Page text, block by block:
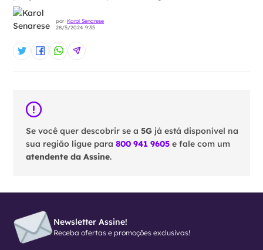
por Karol Senarese
28/5/2024 9:35
Se você quer descobrir se a5G já está disponível na
sua região ligue para800 941 9605 e fale com um
atendente da Assine.
Newsletter Assine!
Receba ofertas e promoções exclusivas!